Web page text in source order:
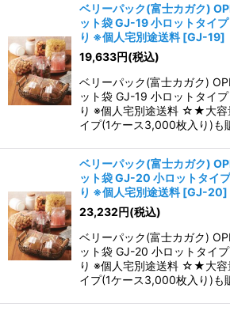
ベリーパック(富士カガク)
ット袋 GJ-19 小ロットタイ
り ※個人宅別途送料 [GJ-19]
19,633円(税込)
ベリーパック(富士カガク)
ット袋 GJ-19 小ロットタイ
り ※個人宅別途送料 ☆★大容
イプ(1ケース3,000枚入り)も
ベリーパック(富士カガク)
ット袋 GJ-20 小ロットタイ
り ※個人宅別途送料 [GJ-20]
23,232円(税込)
ベリーパック(富士カガク)
ット袋 GJ-20 小ロットタイ
り ※個人宅別途送料 ☆★大容
イプ(1ケース3,000枚入り)も